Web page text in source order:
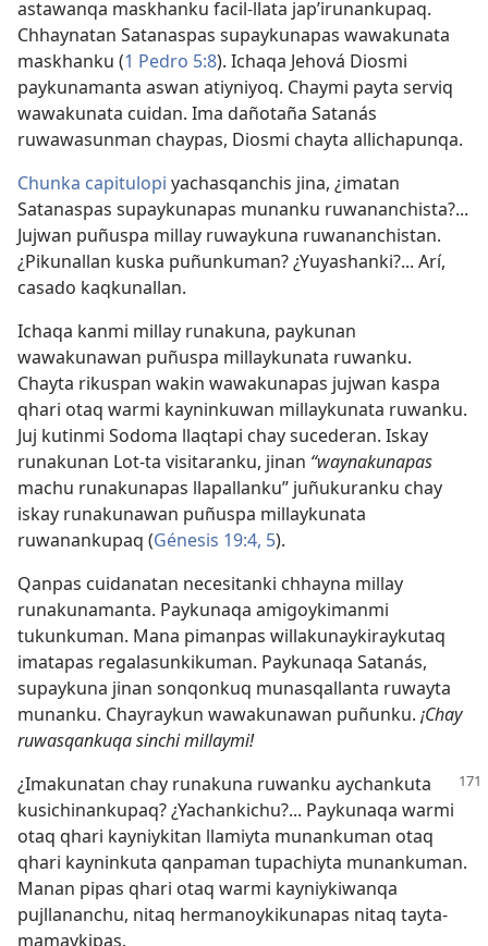
astawanqa maskhanku facil-llata jap’irunankupaq.
Chhaynatan Satanaspas supaykunapas wawakunata
maskhanku (1 Pedro 5:8). Ichaqa Jehová Diosmi
paykunamanta aswan atiyniyoq. Chaymi payta serviq
wawakunata cuidan. Ima dañotaña Satanás
ruwawasunman chaypas, Diosmi chayta allichapunqa.
Chunka capitulopi yachasqanchis jina, ¿imatan
Satanaspas supaykunapas munanku ruwananchista?...
Jujwan puñuspa millay ruwaykuna ruwananchistan.
¿Pikunallan kuska puñunkuman? ¿Yuyashanki?... Arí,
casado kaqkunallan.
Ichaqa kanmi millay runakuna, paykunan
wawakunawan puñuspa millaykunata ruwanku.
Chayta rikuspan wakin wawakunapas jujwan kaspa
qhari otaq warmi kayninkuwan millaykunata ruwanku.
Juj kutinmi Sodoma llaqtapi chay sucederan. Iskay
runakunan Lot-ta visitaranku, jinan “waynakunapas
machu runakunapas llapallanku” juñukuranku chay
iskay runakunawan puñuspa millaykunata
ruwanankupaq (Génesis 19:4, 5).
Qanpas cuidanatan necesitanki chhayna millay
runakunamanta. Paykunaqa amigoykimanmi
tukunkuman. Mana pimanpas willakunaykiraykutaq
imatapas regalasunkikuman. Paykunaqa Satanás,
supaykuna jinan sonqonkuq munasqallanta ruwayta
munanku. Chayraykun wawakunawan puñunku. ¡Chay
ruwasqankuqa sinchi millaymi!
¿Imakunatan chay runakuna ruwanku aychankuta
kusichinankupaq? ¿Yachankichu?... Paykunaqa warmi
otaq qhari kayniykitan llamiyta munankuman otaq
qhari kayninkuta qanpaman tupachiyta munankuman.
Manan pipas qhari otaq warmi kayniykiwanqa
pujllananchu, nitaq hermanoykikunapas nitaq tayta-
mamaykipas.